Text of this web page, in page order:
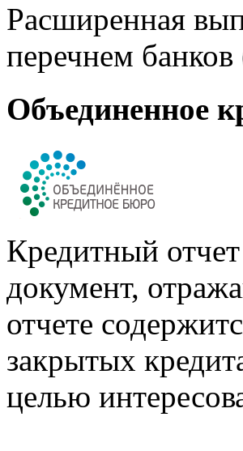
Расширенная
перечнем
Объединенное
Кредитный
документ,
отчете
закрытых
целью